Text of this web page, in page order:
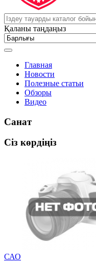
Қаланы таңдаңыз
Главная
Новости
Полезные статьи
Обзоры
Видео
Санат
Сіз көрдіңіз
САО